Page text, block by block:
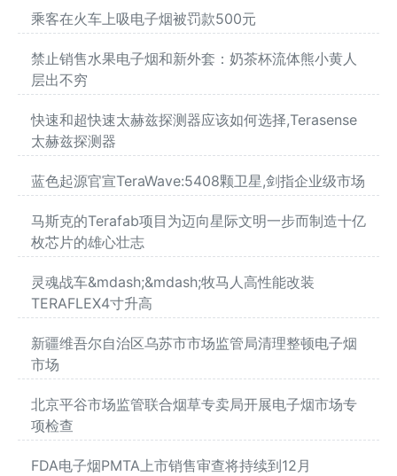
乘客在火车上吸电子烟被罚款500元
禁止销售水果电子烟和新外套：奶茶杯流体熊小黄人
层出不穷
快速和超快速太赫兹探测器应该如何选择,Terasense
太赫兹探测器
蓝色起源官宣TeraWave:5408颗卫星,剑指企业级市场
马斯克的Terafab项目为迈向星际文明一步而制造十亿
枚芯片的雄心壮志
灵魂战车&mdash;&mdash;牧马人高性能改装
TERAFLEX4寸升高
新疆维吾尔自治区乌苏市市场监管局清理整顿电子烟
市场
北京平谷市场监管联合烟草专卖局开展电子烟市场专
项检查
FDA电子烟PMTA上市销售审查将持续到12月